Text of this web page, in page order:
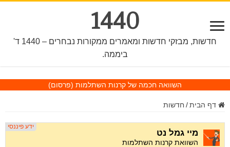
1440
חדשות, מבזקי חדשות ומאמרים ממקורות נבחרים – 1440 ד'
ביממה.
השוואה חכמה של קרנות השתלמות (פרסום)
דף הבית / חדשות